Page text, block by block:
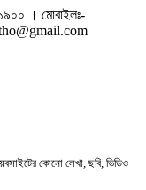
। মোবাইলঃ-
কোনো লেখা, ছবি, ভিডিও